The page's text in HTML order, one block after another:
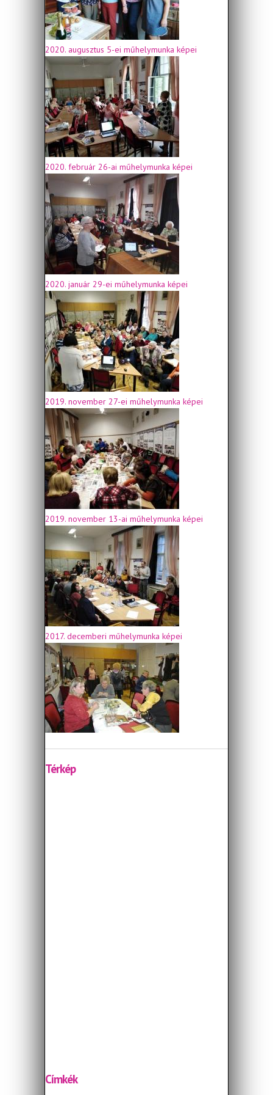
2020. augusztus 5-ei műhelymunka képei
2020. február 26-ai műhelymunka képei
2020. január 29-ei műhelymunka képei
2019. november 27-ei műhelymunka képei
2019. november 13-ai műhelymunka képei
2017. decemberi műhelymunka képei
Térkép
Címkék